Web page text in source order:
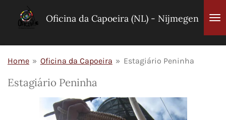
direct
hoofdinhoud
Oficina da Capoeira (NL) - Nijmegen
Home » Oficina da Capoeira » Estagiário Peninha
Estagiário Peninha